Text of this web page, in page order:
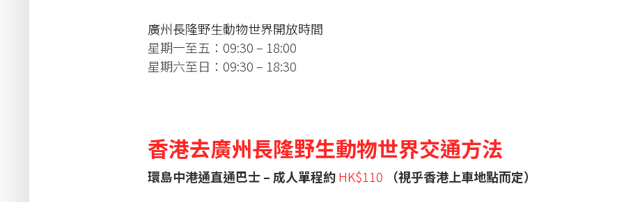
廣州長隆野生動物世界開放時間
星期一至五：09:30 – 18:00
星期六至日：09:30 – 18:30
香港去廣州長隆野生動物世界交通方法
環島中港通直通巴士 – 成人單程約HK$110 （視乎香港上車地點而定）